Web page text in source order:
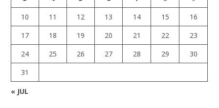
10
11 12 13 14 15
16
17
18 19 20 21 22
23
24
25 26 27 28 29
30
31
« JUL